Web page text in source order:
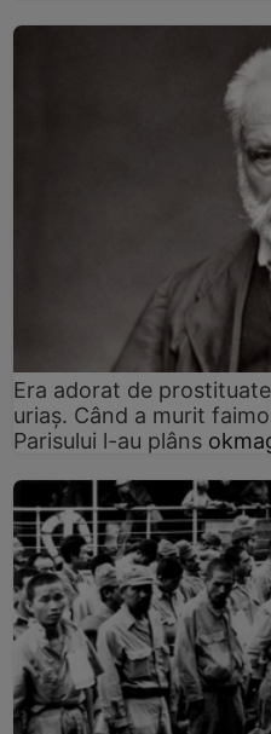
Era adorat de
uriaș. Când a murit
Parisului l-au plâns